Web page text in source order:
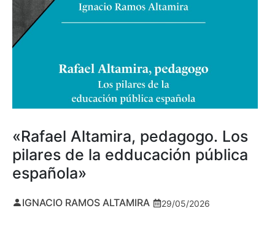
«Rafael Altamira, pedagogo. Los
pilares de la edducación pública
española»
IGNACIO RAMOS ALTAMIRA 29/05/2026